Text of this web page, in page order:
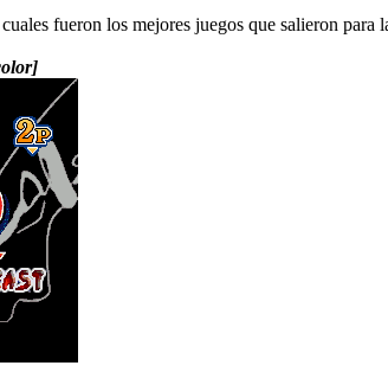
fueron los mejores juegos que salieron para